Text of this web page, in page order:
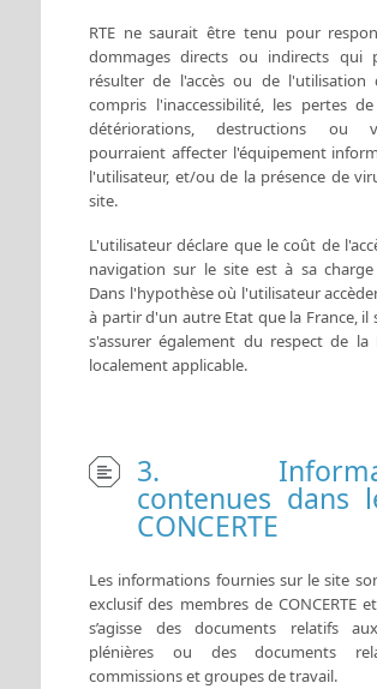
RTE ne saurait être tenu pour
dommages directs ou indirects qui
résulter de l'accès ou de
compris l'inaccessibilité, les pertes
détériorations, destructions ou
pourraient affecter l'équipement
l'utilisateur, et/ou de la présence de
site.
L'utilisateur déclare que le coût de
navigation sur le site est à sa charge
Dans l'hypothèse où l'utilisateur
à partir d'un autre Etat que la France, il
s'assurer également du respect de la
localement applicable.
3.
contenues dans
CONCERTE
Les informations fournies sur le site
exclusif des membres de CONCERTE et
s’agisse des documents relatifs
plénières ou des documents
commissions et groupes de travail.